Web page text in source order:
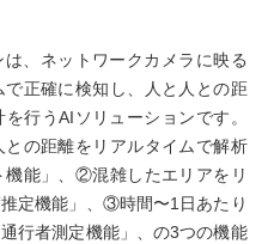
、ネットワークカメラに映る
正確に検知し、人と人との距
行うAIソリューションです。
の距離をリアルタイムで解析
機能」、②混雑したエリアをリ
定機能」、③時間〜1日あたり
行者測定機能」、の3つの機能